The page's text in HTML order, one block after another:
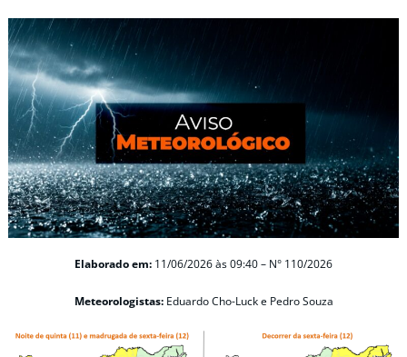
Elaborado em: 11/06/2026às 09:40 – N° 110/2026
Meteorologistas:Eduardo Cho-Luck e Pedro Souza